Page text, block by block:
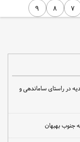
۸ ۹
در راستای ساماندهی و
بهبهان